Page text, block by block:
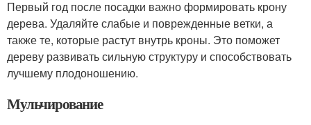
Первый год после посадки важно формировать крону
дерева. Удаляйте слабые и поврежденные ветки, а
также те, которые растут внутрь кроны. Это поможет
дереву развивать сильную структуру и способствовать
лучшему плодоношению.
Мульчирование